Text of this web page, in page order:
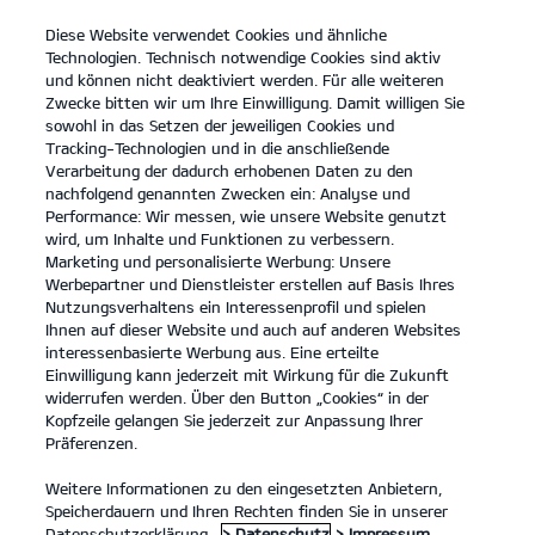
open
menu
KONTAKT
... ANGEBOTE
KIA SERVICEANGEBOTE
Angebote
Unsere Service Angebote.
Wir haben eine Reihe von Service Angeboten für Kia Besitzer,
Diese Website verwendet Cookies und ähnliche
Technologien. Technisch notwendige Cookies sind aktiv
und können nicht deaktiviert werden. Für alle weiteren
Zwecke bitten wir um Ihre Einwilligung. Damit willigen Sie
sowohl in das Setzen der jeweiligen Cookies und
Tracking-Technologien und in die anschließende
Verarbeitung der dadurch erhobenen Daten zu den
nachfolgend genannten Zwecken ein: Analyse und
Performance: Wir messen, wie unsere Website genutzt
wird, um Inhalte und Funktionen zu verbessern.
Marketing und personalisierte Werbung: Unsere
Werbepartner und Dienstleister erstellen auf Basis Ihres
Nutzungsverhaltens ein Interessenprofil und spielen
Ihnen auf dieser Website und auch auf anderen Websites
interessenbasierte Werbung aus. Eine erteilte
Einwilligung kann jederzeit mit Wirkung für die Zukunft
widerrufen werden. Über den Button „Cookies“ in der
Kopfzeile gelangen Sie jederzeit zur Anpassung Ihrer
Präferenzen.
Weitere Informationen zu den eingesetzten Anbietern,
Speicherdauern und Ihren Rechten finden Sie in unserer